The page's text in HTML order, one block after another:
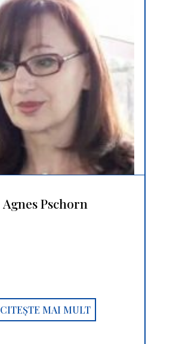
Agnes Pschorn
CITEȘTE MAI MULT